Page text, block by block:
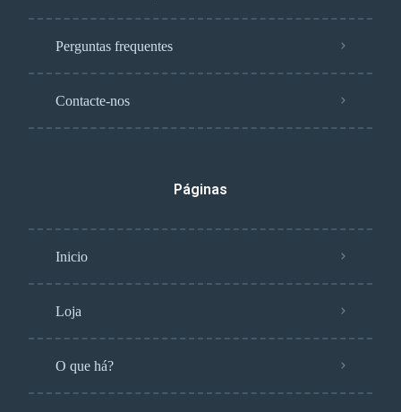
Perguntas frequentes
Contacte-nos
Páginas
Inicio
Loja
O que há?